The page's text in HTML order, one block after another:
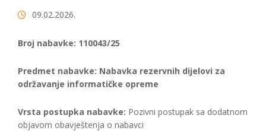
09.02.2026.
Broj nabavke: 110043/25
Predmet nabavke: Nabavka rezervnih dijelovi za
održavanje informatičke opreme
Vrsta postupka nabavke: Pozivni postupak sa dodatnom
objavom obavještenja o nabavci